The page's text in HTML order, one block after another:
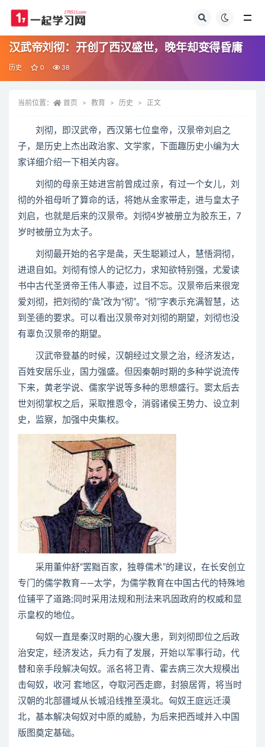
汉武帝刘彻：开创了西汉盛世，晚年却变得昏庸
历史 0 38
当前位置： 首页 教育 历史 正文
刘彻，即汉武帝，西汉第七位皇帝，汉景帝刘启之
子，是历史上杰出政治家、文学家，下面趣历史小编为大
家详细介绍一下相关内容。
刘彻的母亲王娡进宫前曾成过亲，有过一个女儿，刘
彻的外祖母听了算命的话，将她从金家带走，进与皇太子
刘启，也就是后来的汉景帝。刘彻4岁被册立为胶东王，7
岁时被册立为太子。
刘彻最开始的名字是彘，天生聪颖过人，慧悟洞彻，
进退自如。刘彻有惊人的记忆力，求知欲特别强，尤爱读
书中古代圣贤帝王伟人事迹，过目不忘。汉景帝后来很宠
爱刘彻，把刘彻的“彘”改为“彻”。“彻”字表示充满智慧，达
到圣德的要求。可以看出汉景帝对刘彻的期望，刘彻也没
有辜负汉景帝的期望。
汉武帝登基的时候，汉朝经过文景之治，经济发达，
百姓安居乐业，国力强盛。但因秦朝时期的多种学说流传
下来，黄老学说、儒家学说等多种的思想盛行。窦太后去
世刘彻掌权之后，采取推恩令，消弱诸侯王势力、设立刺
史，监察，加强中央集权。
采用董仲舒“罢黜百家，独尊儒术”的建议，在长安创立
专门的儒学教育——太学，为儒学教育在中国古代的特殊地
位铺平了道路;同时采用法规和刑法来巩固政府的权威和显
示皇权的地位。
匈奴一直是秦汉时期的心腹大患，到刘彻即位之后政
治安定，经济发达，兵力有了发展，开始以军事行动，代
替和亲手段解决匈奴。派名将卫青、霍去病三次大规模出
击匈奴，收河 套地区，夺取河西走廊，封狼居胥，将当时
汉朝的北部疆域从长城沿线推至漠北。匈奴王庭远迁漠
北，基本解决匈奴对中原的威胁，为后来把西域并入中国
版图奠定基础。